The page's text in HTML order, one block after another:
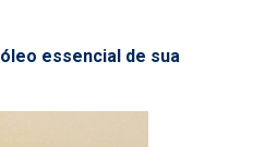
essencial de sua